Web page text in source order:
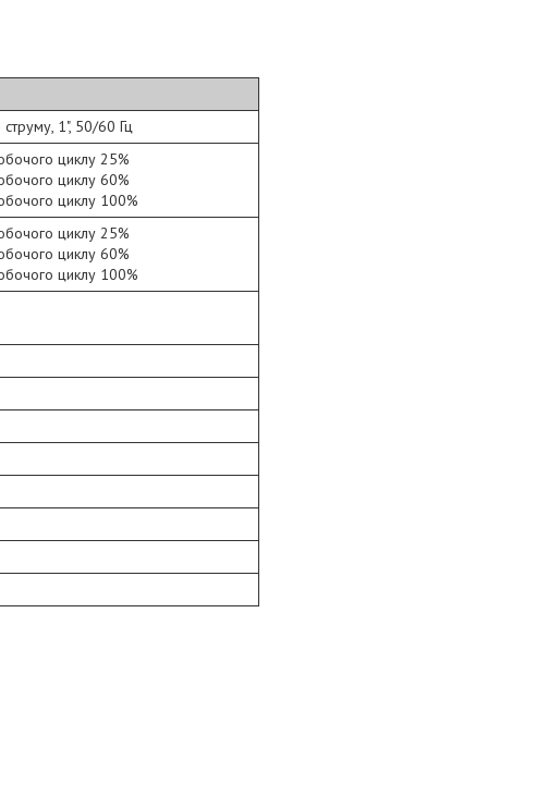
1", 50/60 Гц
циклу 25%
циклу 60%
циклу 100%
циклу 25%
циклу 60%
циклу 100%